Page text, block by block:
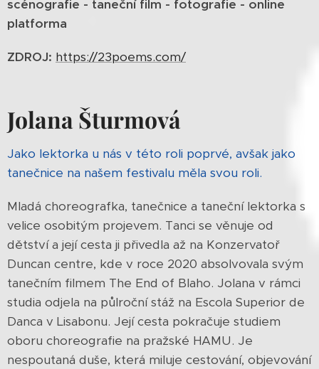
scénografie - taneční film - fotografie - online
platforma
ZDROJ: https://23poems.com/
Jolana Šturmová
Jako lektorka u nás v této roli poprvé, avšak jako
tanečnice na našem festivalu měla svou roli.
Mladá choreografka, tanečnice a taneční lektorka s
velice osobitým projevem. Tanci se věnuje od
dětství a její cesta ji přivedla až na Konzervatoř
Duncan centre, kde v roce 2020 absolvovala svým
tanečním filmem The End of Blaho. Jolana v rámci
studia odjela na půlroční stáž na Escola Superior de
Danca v Lisabonu. Její cesta pokračuje studiem
oboru choreografie na pražské HAMU. Je
nespoutaná duše, která miluje cestování, objevování